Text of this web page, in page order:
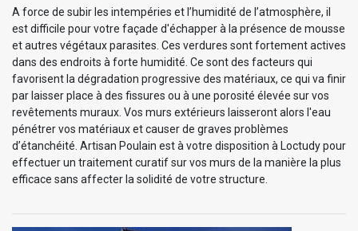
A force de subir les intempéries et l’humidité de l’atmosphère, il
est difficile pour votre façade d'échapper à la présence de mousse
et autres végétaux parasites. Ces verdures sont fortement actives
dans des endroits à forte humidité. Ce sont des facteurs qui
favorisent la dégradation progressive des matériaux, ce qui va finir
par laisser place à des fissures ou à une porosité élevée sur vos
revêtements muraux. Vos murs extérieurs laisseront alors l'eau
pénétrer vos matériaux et causer de graves problèmes
d’étanchéité. Artisan Poulain est à votre disposition à Loctudy pour
effectuer un traitement curatif sur vos murs de la manière la plus
efficace sans affecter la solidité de votre structure.